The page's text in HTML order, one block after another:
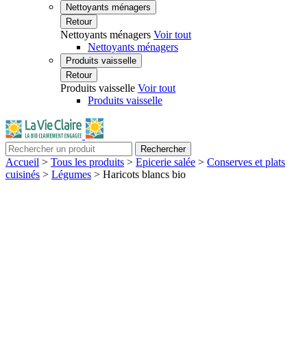
Nettoyants ménagers
Retour
Nettoyants ménagers Voir tout
Nettoyants ménagers
Produits vaisselle
Retour
Produits vaisselle Voir tout
Produits vaisselle
Rechercher
Accueil > Tous les produits > Epicerie salée > Conserves et plats
cuisinés > Légumes > Haricots blancs bio